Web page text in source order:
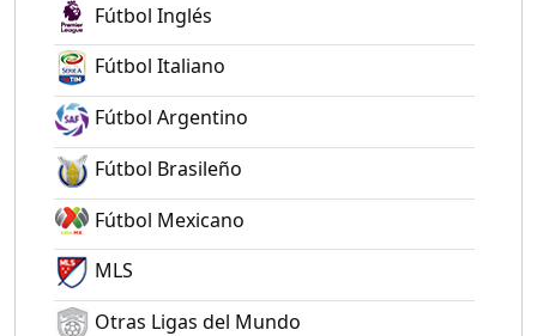
Fútbol Inglés
Fútbol Italiano
Fútbol Argentino
Fútbol Brasileño
Fútbol Mexicano
MLS
Otras Ligas del Mundo